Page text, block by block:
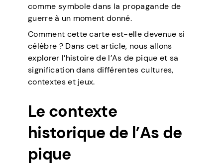
comme symbole dans la propagande de
guerre à un moment donné.
Comment cette carte est-elle devenue si
célèbre ? Dans cet article, nous allons
explorer l’histoire de l’As de pique et sa
signification dans différentes cultures,
contextes et jeux.
Le contexte
historique de l’As de
pique